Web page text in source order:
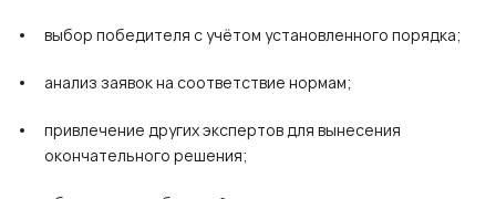
выбор победителя с учётом установленного порядка;
анализ заявок на соответствие нормам;
привлечение других экспертов для вынесения
окончательного решения;